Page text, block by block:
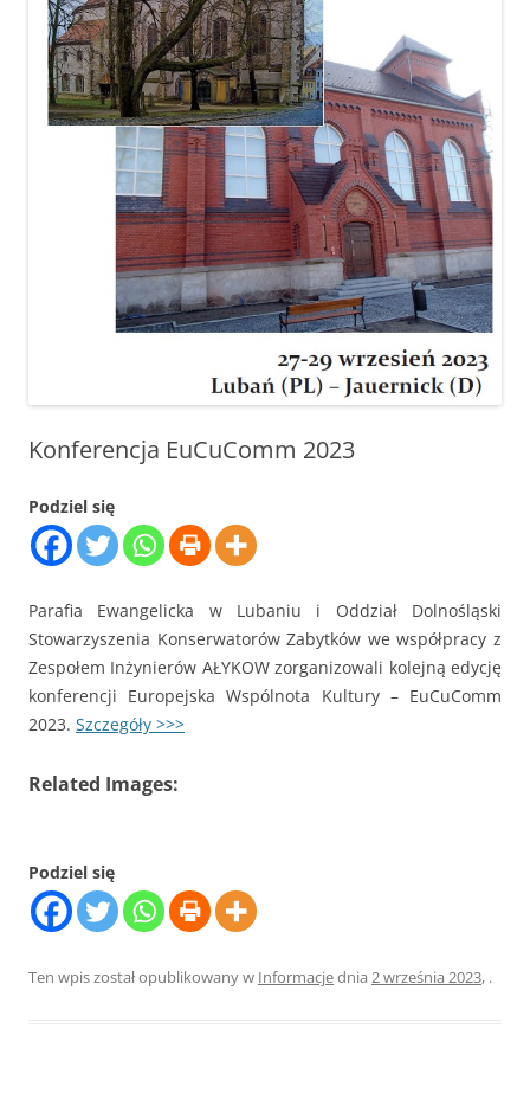
Konferencja EuCuComm 2023
Podziel się
Parafia Ewangelicka w Lubaniu i Oddział Dolnośląski
Stowarzyszenia Konserwatorów Zabytków we współpracy z
Zespołem Inżynierów AŁYKOW zorganizowali kolejną edycję
konferencji Europejska Wspólnota Kultury – EuCuComm
2023. Szczegóły >>>
Related Images:
Podziel się
Ten wpis został opublikowany w Informacjednia 2 września 2023, .